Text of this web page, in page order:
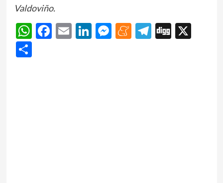
Valdoviño.
WhatsApp
Facebook
EmailLinkedIn
Messenger
Meneame
Telegram
Digg
X
Share